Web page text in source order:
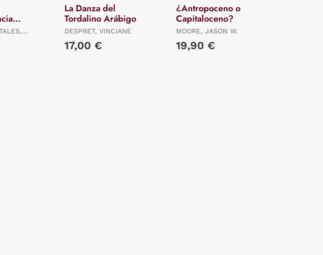
La Danza del
Tordalino Arábigo
DESPRET, VINCIANE
17,00 €
¿Antropoceno o
Capitaloceno?
MOORE, JASON W.
19,90 €